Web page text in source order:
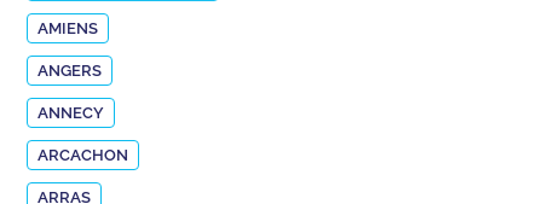
AMIENS
ANGERS
ANNECY
ARCACHON
ARRAS